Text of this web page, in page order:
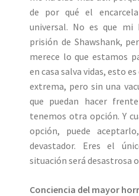
de por qué el
universal. No es que mi
prisión de Shawshank,
merece lo que estamos
en casa salva vidas, esto
extrema, pero sin una
que puedan hacer
tenemos otra opción. Y
opción, puede
devastador. Eres el
situación será desastrosa
Conciencia del mayor